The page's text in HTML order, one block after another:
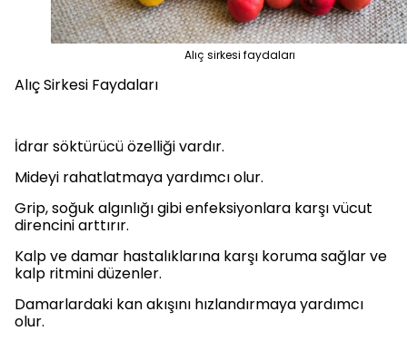
Alıç sirkesi faydaları
Alıç Sirkesi Faydaları
İdrar söktürücü özelliği vardır.
Mideyi rahatlatmaya yardımcı olur.
Grip, soğuk algınlığı gibi enfeksiyonlara karşı vücut
direncini arttırır.
Kalp ve damar hastalıklarına karşı koruma sağlar ve
kalp ritmini düzenler.
Damarlardaki kan akışını hızlandırmaya yardımcı
olur.